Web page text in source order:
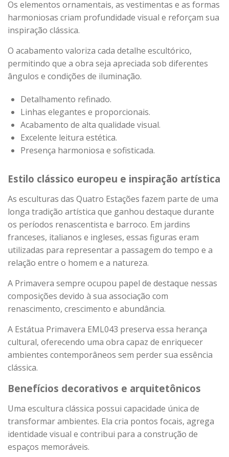
Os elementos ornamentais, as vestimentas e as formas
harmoniosas criam profundidade visual e reforçam sua
inspiração clássica.
O acabamento valoriza cada detalhe escultórico,
permitindo que a obra seja apreciada sob diferentes
ângulos e condições de iluminação.
Detalhamento refinado.
Linhas elegantes e proporcionais.
Acabamento de alta qualidade visual.
Excelente leitura estética.
Presença harmoniosa e sofisticada.
Estilo clássico europeu e inspiração artística
As esculturas das Quatro Estações fazem parte de uma
longa tradição artística que ganhou destaque durante
os períodos renascentista e barroco. Em jardins
franceses, italianos e ingleses, essas figuras eram
utilizadas para representar a passagem do tempo e a
relação entre o homem e a natureza.
A Primavera sempre ocupou papel de destaque nessas
composições devido à sua associação com
renascimento, crescimento e abundância.
A Estátua Primavera EML043 preserva essa herança
cultural, oferecendo uma obra capaz de enriquecer
ambientes contemporâneos sem perder sua essência
clássica.
Benefícios decorativos e arquitetônicos
Uma escultura clássica possui capacidade única de
transformar ambientes. Ela cria pontos focais, agrega
identidade visual e contribui para a construção de
espaços memoráveis.